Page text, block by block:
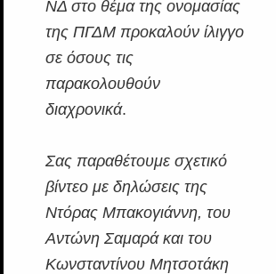
ΝΔ στο θέμα της ονομασίας
της ΠΓΔΜ προκαλούν ίλιγγο
σε όσους τις
παρακολουθούν
διαχρονικά.
Σας παραθέτουμε σχετικό
βίντεο με δηλώσεις της
Ντόρας Μπακογιάννη, του
Αντώνη Σαμαρά και του
Κωνσταντίνου Μητσοτάκη